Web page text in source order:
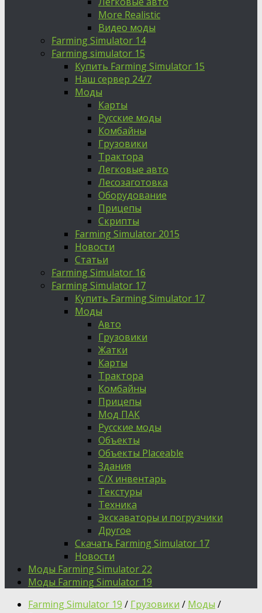
More Realistic
Видео моды
Farming Simulator 14
Farming simulator 15
Купить Farming Simulator 15
Наш сервер 24/7
Моды
Карты
Русские моды
Комбайны
Грузовики
Трактора
Легковые авто
Лесозаготовка
Оборудование
Прицепы
Скрипты
Farming Simulator 2015
Новости
Статьи
Farming Simulator 16
Farming Simulator 17
Купить Farming Simulator 17
Моды
Авто
Грузовики
Жатки
Карты
Трактора
Комбайны
Прицепы
Мод ПАК
Русские моды
Объекты
Объекты Placeable
Здания
С/Х инвентарь
Текстуры
Техника
Экскаваторы и погрузчики
Другое
Скачать Farming Simulator 17
Новости
Моды Farming Simulator 22
Моды Farming Simulator 19
Farming Simulator 19 / Грузовики / Моды /